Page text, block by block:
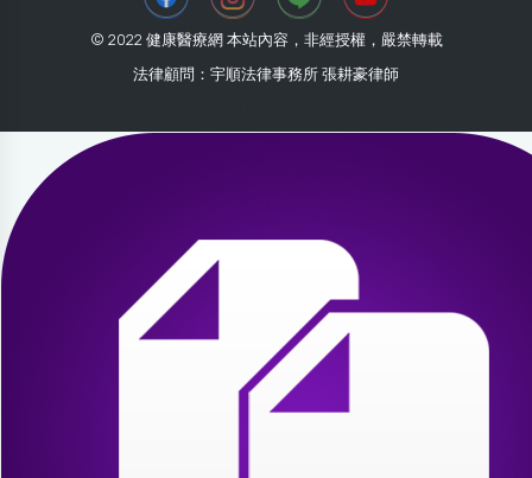
© 2022 健康醫療網 本站內容，非經授權，嚴禁轉載
法律顧問：宇順法律事務所 張耕豪律師